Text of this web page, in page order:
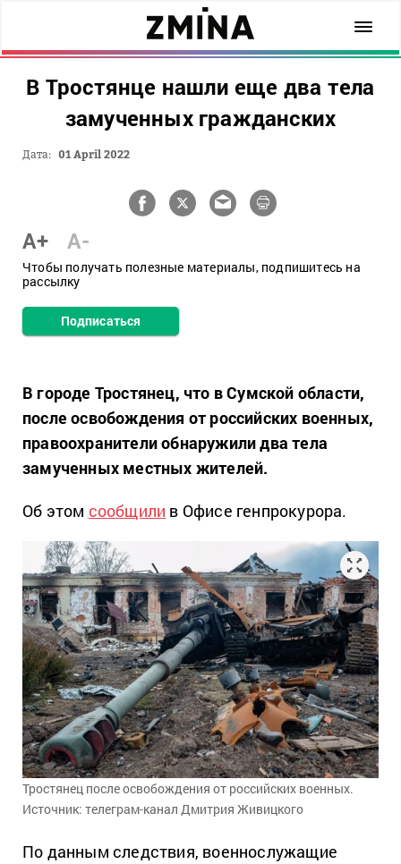
В Тростянце нашли еще два тела
замученных гражданских
Дата: 01 April 2022
A+ A-
Чтобы получать полезные материалы, подпишитесь на
рассылку
Подписаться
В городе Тростянец, что в Сумской области,
после освобождения от российских военных,
правоохранители обнаружили два тела
замученных местных жителей.
Об этом сообщили в Офисе генпрокурора.
Тростянец после освобождения от российских военных.
Источник: телеграм-канал Дмитрия Живицкого
По данным следствия, военнослужащие